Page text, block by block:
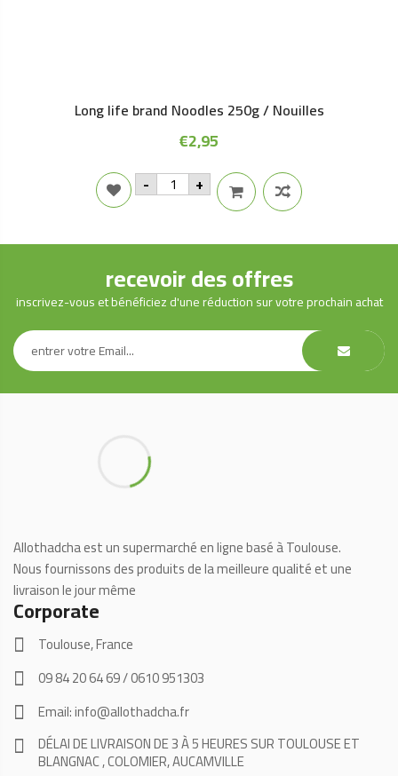
Long life brand Noodles 250g / Nouilles
€2,95
- Long
life
/
quantity
+
recevoir des offres
inscrivez-vous et bénéficiez d'une réduction sur votre prochain achat
Allothadcha est un supermarché en ligne basé à Toulouse.
Nous fournissons des produits de la meilleure qualité et une
livraison le jour même
Corporate
Toulouse, France
09 84 20 64 69 / 0610 951303
Email: info@allothadcha.fr
DÉLAI DE LIVRAISON DE 3 À 5 HEURES SUR TOULOUSE ET
BLANGNAC , COLOMIER, AUCAMVILLE